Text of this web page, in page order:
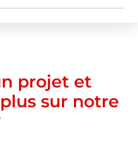
projet et
sur notre